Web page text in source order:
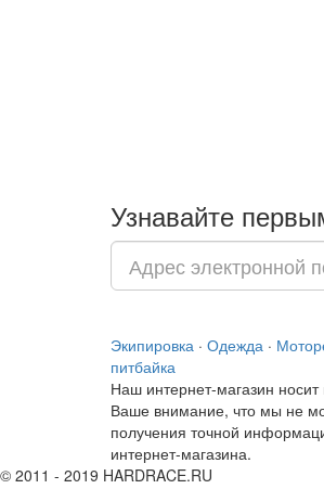
Узнавайте
Экипировка · Одежда ·
питбайка
Наш интернет-магазин
Ваше внимание, что мы не
получения точной
интернет-магазина.
© 2011 - 2019 HARDRACE.RU